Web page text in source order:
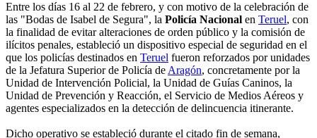
Entre los días 16 al 22 de febrero, y con motivo de la celebración de
las "Bodas de Isabel de Segura", la Policía Nacional en Teruel, con
la finalidad de evitar alteraciones de orden público y la comisión de
ilícitos penales, estableció un dispositivo especial de seguridad en el
que los policías destinados en Teruel fueron reforzados por unidades
de la Jefatura Superior de Policía de Aragón, concretamente por la
Unidad de Intervención Policial, la Unidad de Guías Caninos, la
Unidad de Prevención y Reacción, el Servicio de Medios Aéreos y
agentes especializados en la detección de delincuencia itinerante.
Dicho operativo se estableció durante el citado fin de semana,